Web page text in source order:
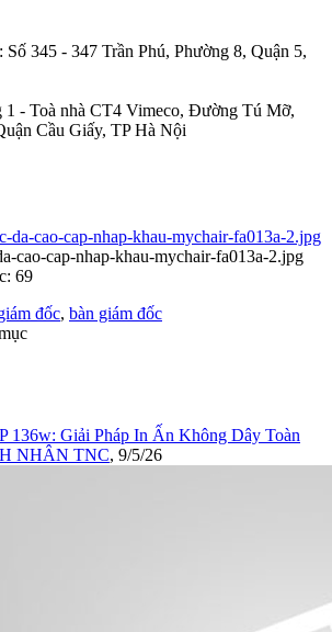
345 - 347 Trần Phú, Phường 8, Quận 5,
1 - Toà nhà CT4 Vimeco, Đường Tú Mỡ,
Cầu Giấy, TP Hà Nội
cao-cap-nhap-khau-mychair-fa013a-2.jpg
69
đốc, bàn giám đốc
136w: Giải Pháp In Ấn Không Dây Toàn
NHÂN TNC, 9/5/26